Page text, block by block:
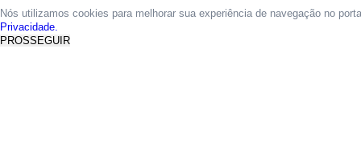
Nós utilizamos cookies para melhorar sua experiência de navegação no
Privacidade.
PROSSEGUIR